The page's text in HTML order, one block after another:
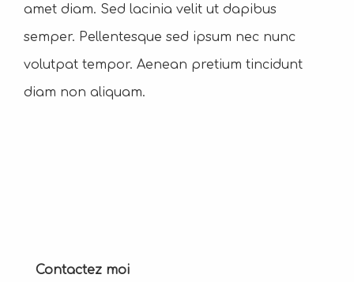
amet diam. Sed lacinia velit ut dapibus
semper. Pellentesque sed ipsum nec nunc
volutpat tempor. Aenean pretium tincidunt
diam non aliquam.
Contactez moi